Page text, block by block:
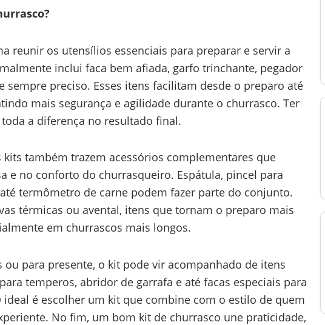
reunir os utensílios essenciais para preparar e servir a
inclui faca bem afiada, garfo trinchante, pegador
sempre preciso. Esses itens facilitam desde o preparo até
mais segurança e agilidade durante o churrasco. Ter
a diferença no resultado final.
também trazem acessórios complementares que
e no conforto do churrasqueiro. Espátula, pincel para
termômetro de carne podem fazer parte do conjunto.
térmicas ou avental, itens que tornam o preparo mais
em churrascos mais longos.
ou para presente, o kit pode vir acompanhado de itens
temperos, abridor de garrafa e até facas especiais para
é escolher um kit que combine com o estilo de quem
No fim, um bom kit de churrasco une praticidade,